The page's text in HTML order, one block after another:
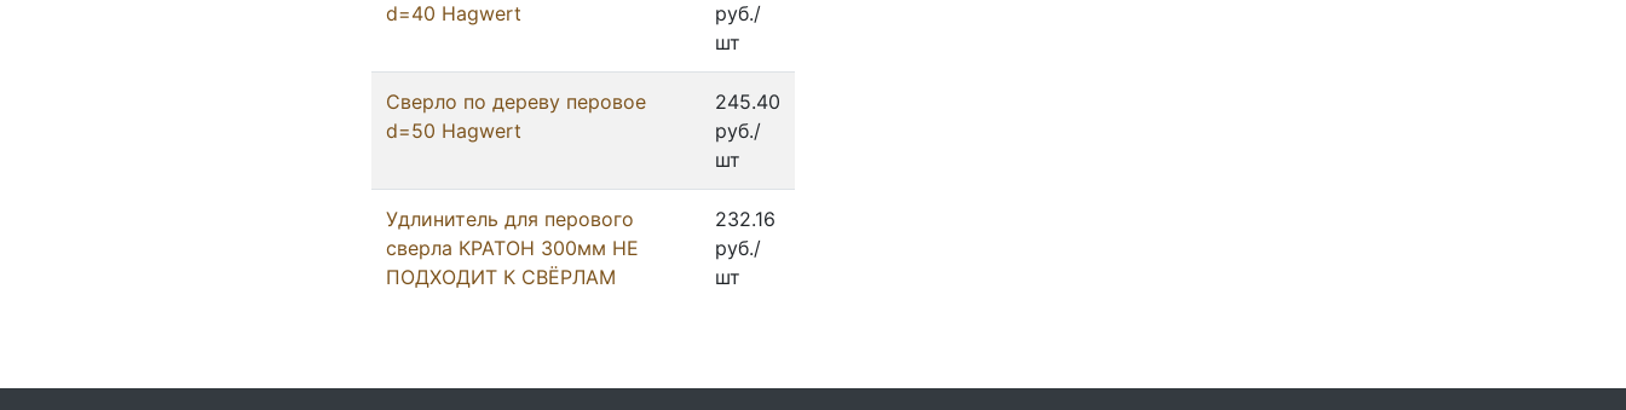
d=40 Hagwert
руб./
шт
Сверло по дереву перовое
d=50 Hagwert
245.40
руб./
шт
Удлинитель для перового
сверла КРАТОН 300мм НЕ
ПОДХОДИТ К СВЁРЛАМ
232.16
руб./
шт